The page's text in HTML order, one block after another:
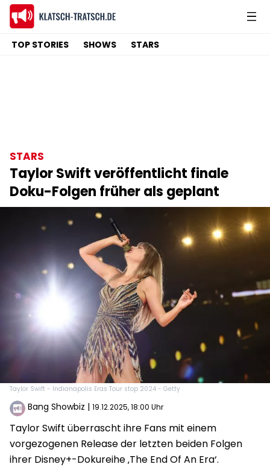
TOP STORIES SHOWS STARS
STARS
Taylor Swift veröffentlicht finale
Doku-Folgen früher als geplant
Taylor Swift - Indianapolis Eras Tour stop 2024 - Getty
Bang Showbiz | 19.12.2025, 18:00 Uhr
Taylor Swift überrascht ihre Fans mit einem
vorgezogenen Release der letzten beiden Folgen
ihrer Disney+-Dokureihe ‚The End Of An Era‘.